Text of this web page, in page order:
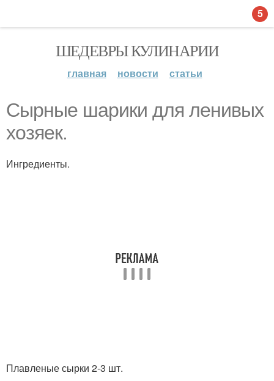
ШЕДЕВРЫ КУЛИНАРИИ
главная новости статьи
Сырные шарики для ленивых
хозяек.
Ингредиенты.
Плавленые сырки 2-3 шт.
5